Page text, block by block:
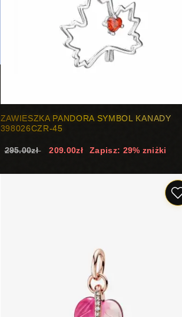
ZAWIESZKA PANDORA SYMBOL KANADY
398026CZR-45
295.00zł 209.00zł Zapisz: 29% zniżki